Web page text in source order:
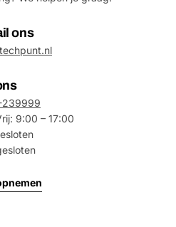
Jouw
ons
9:00 – 17:00